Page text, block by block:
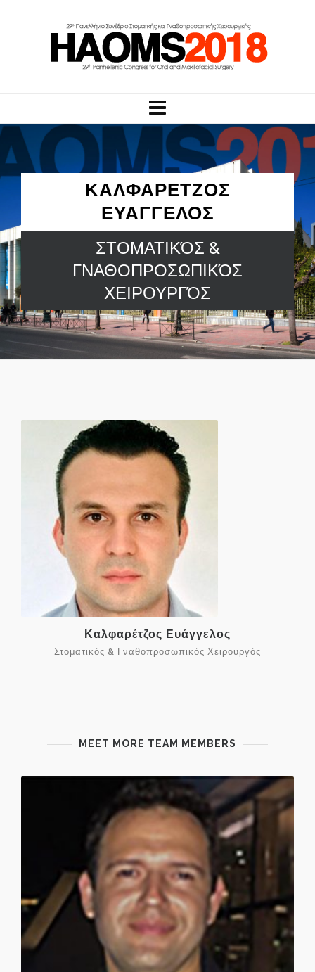
ΚΑΛΦΑΡΕΤΖΟΣ
ΕΥΑΓΓΕΛΟΣ
ΣΤΟΜΑΤΙΚΌΣ &
ΓΝΑΘΟΠΡΟΣΩΠΙΚΌΣ
ΧΕΙΡΟΥΡΓΌΣ
Καλφαρέτζος Ευάγγελος
Στοματικός & Γναθοπροσωπικός Χειρουργός
MEET MORE TEAM MEMBERS